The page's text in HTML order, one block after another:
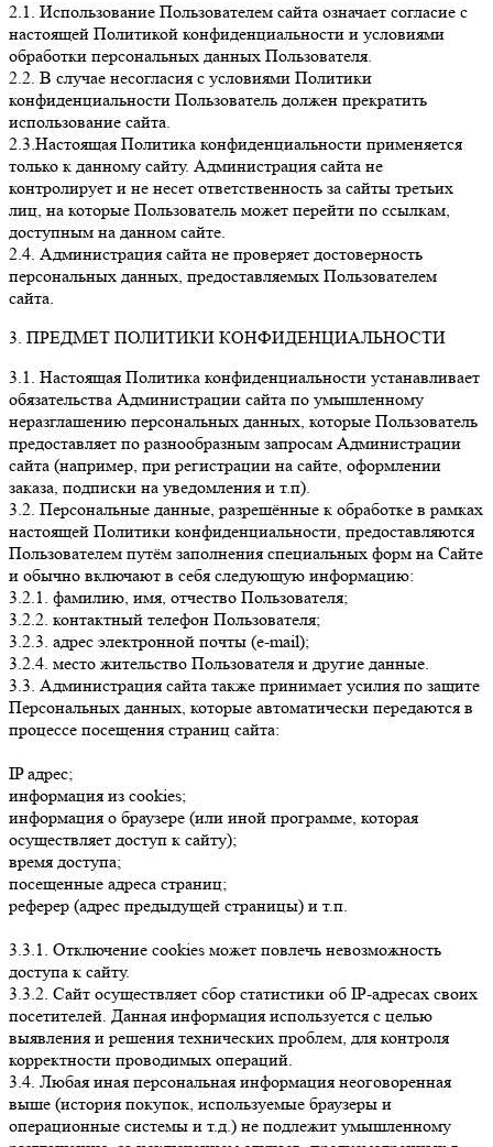
2.1. Использование Пользователем сайта означает согласие с
настоящей Политикой конфиденциальности и условиями
обработки персональных данных Пользователя.
2.2. В случае несогласия с условиями Политики
конфиденциальности Пользователь должен прекратить
использование сайта.
2.3.Настоящая Политика конфиденциальности применяется
только к данному сайту. Администрация сайта не
контролирует и не несет ответственность за сайты третьих
лиц, на которые Пользователь может перейти по ссылкам,
доступным на данном сайте.
2.4. Администрация сайта не проверяет достоверность
персональных данных, предоставляемых Пользователем
сайта.
3. ПРЕДМЕТ ПОЛИТИКИ КОНФИДЕНЦИАЛЬНОСТИ
3.1. Настоящая Политика конфиденциальности устанавливает
обязательства Администрации сайта по умышленному
неразглашению персональных данных, которые Пользователь
предоставляет по разнообразным запросам Администрации
сайта (например, при регистрации на сайте, оформлении
заказа, подписки на уведомления и т.п).
3.2. Персональные данные, разрешённые к обработке в рамках
настоящей Политики конфиденциальности, предоставляются
Пользователем путём заполнения специальных форм на Сайте
и обычно включают в себя следующую информацию:
3.2.1. фамилию, имя, отчество Пользователя;
3.2.2. контактный телефон Пользователя;
3.2.3. адрес электронной почты (e-mail);
3.2.4. место жительство Пользователя и другие данные.
3.3. Администрация сайта также принимает усилия по защите
Персональных данных, которые автоматически передаются в
процессе посещения страниц сайта:
IP адрес;
информация из cookies;
информация о браузере (или иной программе, которая
осуществляет доступ к сайту);
время доступа;
посещенные адреса страниц;
реферер (адрес предыдущей страницы) и т.п.
3.3.1. Отключение cookies может повлечь невозможность
доступа к сайту.
3.3.2. Сайт осуществляет сбор статистики об IP-адресах своих
посетителей. Данная информация используется с целью
выявления и решения технических проблем, для контроля
корректности проводимых операций.
3.4. Любая иная персональная информация неоговоренная
выше (история покупок, используемые браузеры и
операционные системы и т.д.) не подлежит умышленному